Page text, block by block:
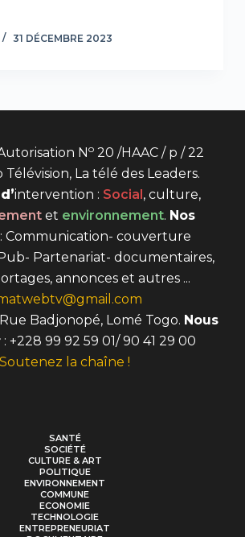
31 DÉCEMBRE 2023
No20 /HAAC / p / 22
Télévision, La télé des Leaders.
d’intervention : Social , culture,
et environnement. Nos
Communication- couverture
Partenariat- documentaires,
annonces et autres ...
Badjonopé, Lomé Togo. Nous
: +228 99 92 59 01/ 90 41 29 00
Soutenez la chaîne !
SANTÉ
SOCIÉTÉ
CULTURE & ART
POLITIQUE
ENVIRONNEMENT
COMMUNE
ECONOMIE
TECHNOLOGIE
ENTREPRENEURIAT